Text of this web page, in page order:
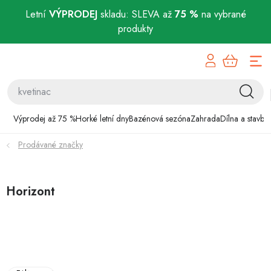
Letní VÝPRODEJskladu: SLEVA až 75 % na vybrané
produkty
Výprodej až 75 %Horké letní dnyBazénová sezónaZahradaDílna a stavba
Bazénová sezóna
Zahrada
Prodávané značky
Horizont